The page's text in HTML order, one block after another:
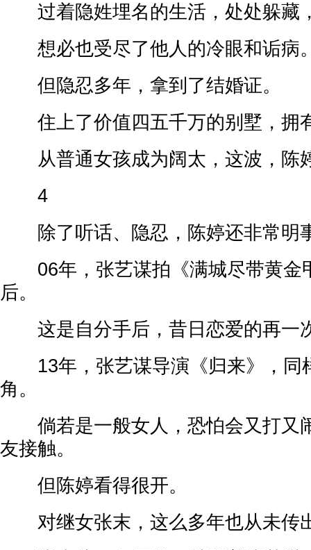
过着隐姓埋名的生活，处处躲藏
想必也受尽了他人的冷眼和诟病
但隐忍多年，拿到了结婚证。
住上了价值四五千万的别墅，拥
从普通女孩成为阔太，这波，陈
4
除了听话、隐忍，陈婷还非常明
06年，张艺谋拍《满城尽带黄金
后。
这是自分手后，昔日恋爱的再一
13年，张艺谋导演《归来》，同
角。
倘若是一般女人，恐怕会又打又
友接触。
但陈婷看得很开。
对继女张末，这么多年也从未传